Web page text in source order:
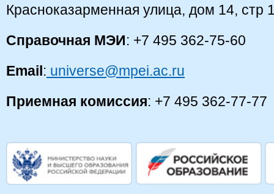
Красноказарменная улица, дом 14, стр
Справочная МЭИ: +7 495 362-75-60
Email: universe@mpei.ac.ru
Приемная комиссия: +7 495 362-77-77